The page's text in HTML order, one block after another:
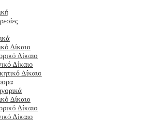
Δίκαιο
Δίκαιο
Δίκαιο
Δίκαιο
Δίκαιο
Δίκαιο
Δίκαιο